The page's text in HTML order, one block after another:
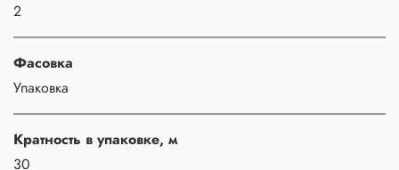
2
Фасовка
Упаковка
Кратность в упаковке, м
30